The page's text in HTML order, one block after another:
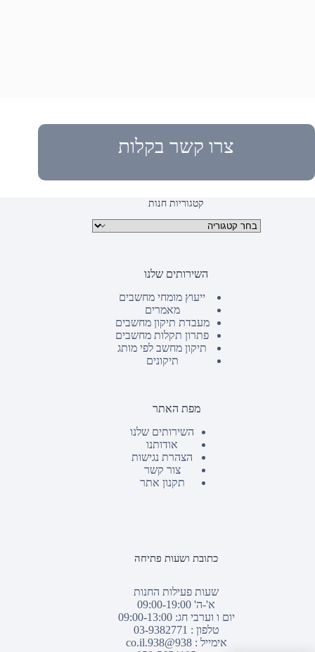
צרו קשר בקלות
קטגוריות חנות
קטגוריות מוצרים
השירותים שלנו
ייעוץ מומחי מחשבים
מאמרים
מעבדת תיקון מחשבים
פתרון תקלות מחשבים
תיקון מחשב לפי מותג
תיקונים
מפת האתר
השירותים שלנו
אודותנו
הצהרת נגישות
צור קשר
תקנון אתר
כתובת ושעות פתיחה
שעות פעילות החנות
א'-ה' 09:00-19:00
יום ו וערבי חג: 09:00-13:00
טלפון : 03-9382771
אימייל :938@938.co.il